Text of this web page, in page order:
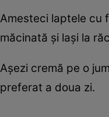
Amesteci laptele cu
măcinată şi laşi la
Aşezi cremă pe o
preferat a doua zi.